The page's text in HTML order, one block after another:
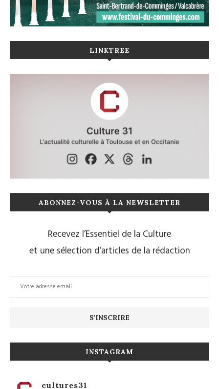
LINKTREE
ABONNEZ-VOUS À LA NEWSLETTER
Recevez l’Essentiel de la Culture
et une sélection d’articles de la rédaction
INSTAGRAM
cultures31